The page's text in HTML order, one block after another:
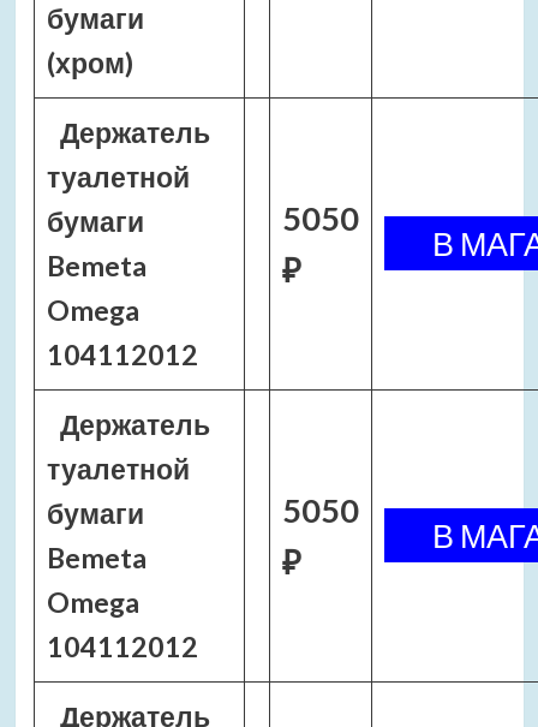
бумаги
(хром)
Держатель
туалетной
бумаги
Bemeta
Omega
104112012
5050
₽
Держатель
туалетной
бумаги
Bemeta
Omega
104112012
5050
₽
Держатель